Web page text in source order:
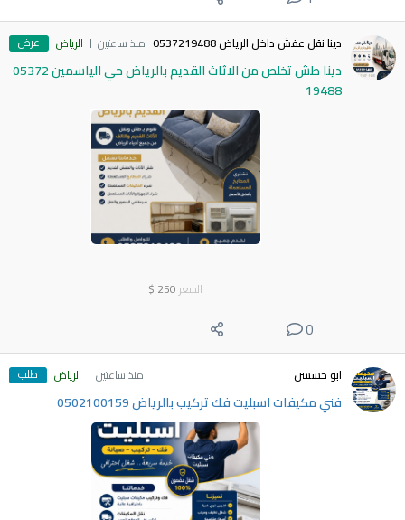
دينا نقل عفش داخل الرياض 0537219488 منذ ساعتين الرياض عرض
دينا طش تخلص من الاثاث القديم بالرياض حي الياسمين 05372
19488
السعر 250
$
0
ابو حسسن منذ ساعتين الرياض طلب
فني مكيفات اسبليت فك تركيب بالرياض 0502100159